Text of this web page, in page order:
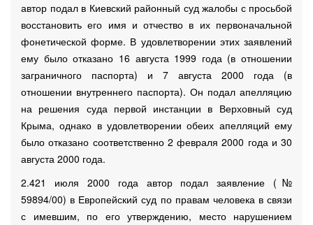
автор подал в Киевский районный суд жалобы с просьбой
восстановить его имя и отчество в их первоначальной
фонетической форме. В удовлетворении этих заявлений
ему было отказано 16 августа 1999 года (в отношении
заграничного паспорта) и 7 августа 2000 года (в
отношении внутреннего паспорта). Он подал апелляцию
на решения суда первой инстанции в Верховный суд
Крыма, однако в удовлетворении обеих апелляций ему
было отказано соответственно 2 февраля 2000 года и 30
августа 2000 года.
2.421 июля 2000 года автор подал заявление (№
59894/00) в Европейский суд по правам человека в связи
с имевшим, по его утверждению, место нарушением